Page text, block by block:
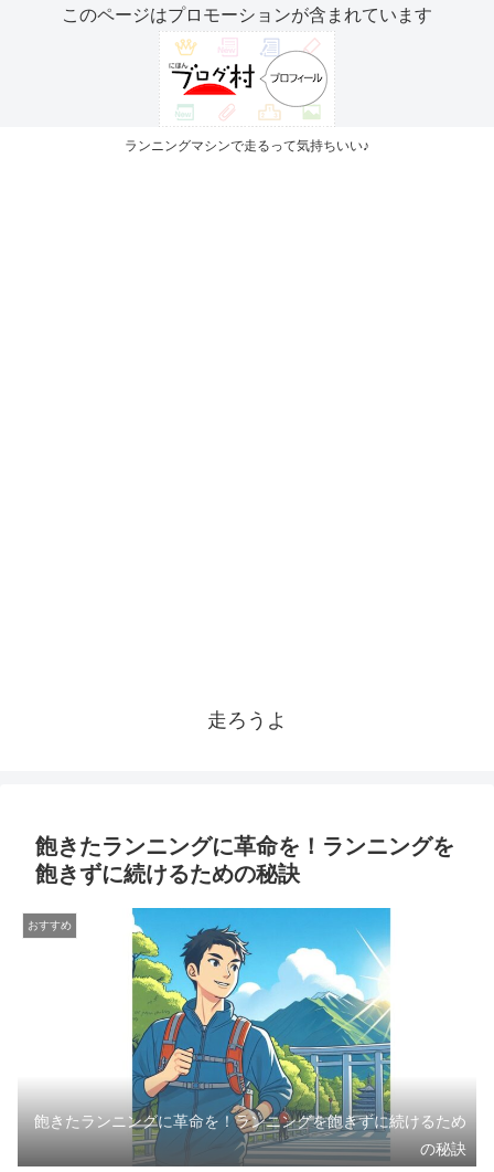
このページはプロモーションが含まれています
ランニングマシンで走るって気持ちいい♪
走ろうよ
飽きたランニングに革命を！ランニングを
飽きずに続けるための秘訣
おすすめ
飽きたランニングに革命を！ランニングを飽きずに続けるため
の秘訣